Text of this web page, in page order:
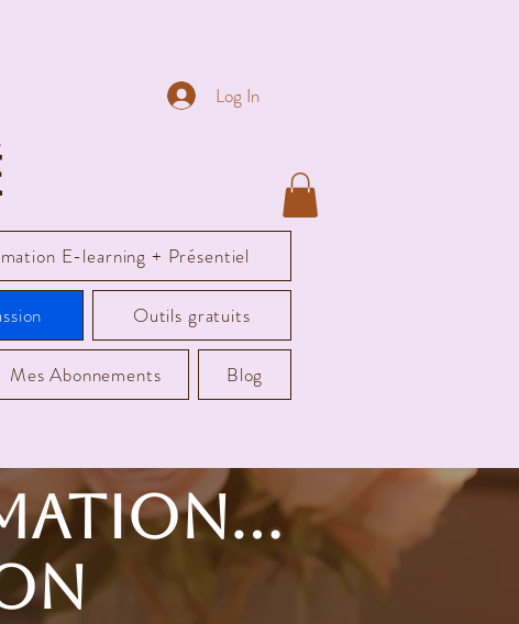
E-learning + Présentiel
Outils gratuits
Mes Abonnements Blog
Log In